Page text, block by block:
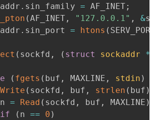
. sin_family = AF_INET;
(AF_INET , "127.0.0.1" , &
. sin_port = htons ( SERV_PORT
( sockfd , ( struct sockaddr *
( fgets ( buf , MAXLINE , stdin )
Write ( sockfd , buf , strlen ( buf )
= Read ( sockfd , buf , MAXLINE )
if ( n == 0 )